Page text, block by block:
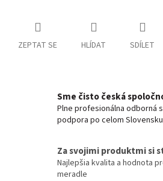
ZEPTAT SE HLÍDAT SDÍLET
Sme čisto česká
Plne profesionálna odborná
podpora po celom Slovensku
Za svojimi produktmi si
Najlepšia kvalita a hodnota
meradle